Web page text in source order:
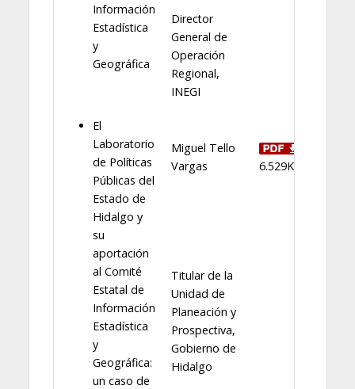
Información
Estadística
y
Geográfica
Director
General de
Operación
Regional,
INEGI
El
Laboratorio
de Políticas
Públicas del
Estado de
Hidalgo y
su
aportación
al Comité
Estatal de
Información
Estadística
y
Geográfica:
un caso de
Miguel Tello
Vargas
6.529KB
Titular de la
Unidad de
Planeación y
Prospectiva,
Gobierno de
Hidalgo